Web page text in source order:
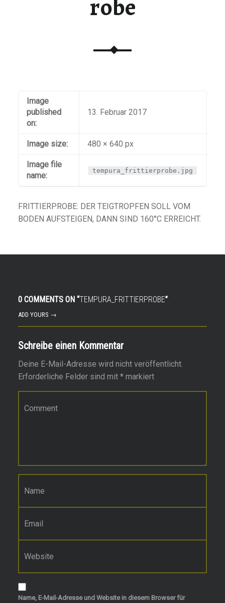
robe
Image
published
on:
13. Februar 2017
Image size: 480 × 640 px
Image file
name:
tempura_frittierprobe.jpg
FRITTIERPROBE: DER TEIGTROPFEN SOLL VOM
BODEN AUFSTEIGEN, DANN SIND 160°C ERREICHT.
0 COMMENTS ON “TEMPURA_FRITTIERPROBE”
ADD YOURS →
Schreibe einen Kommentar
Deine E-Mail-Adresse wird nicht veröffentlicht.
Erforderliche Felder sind mit *markiert
Name
*
Website
Name, E-Mail-Adresse und Website in diesem Browser für